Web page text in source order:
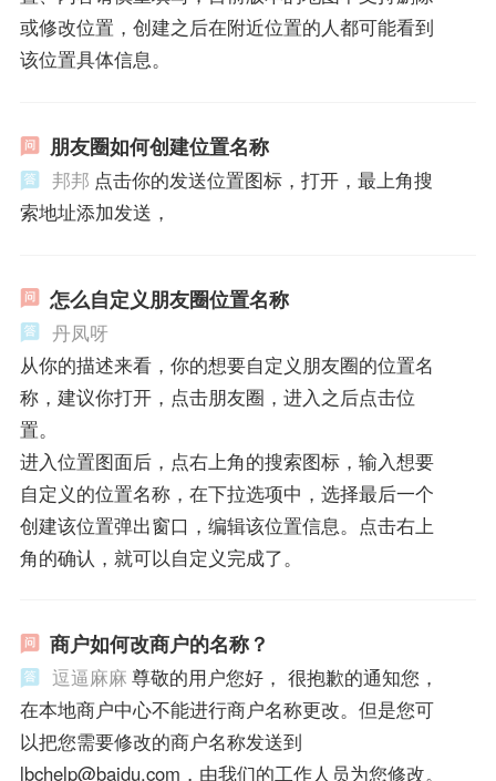
或修改位置，创建之后在附近位置的人都可能看到
该位置具体信息。
朋友圈如何创建位置名称
邦邦 点击你的发送位置图标，打开，最上角搜
索地址添加发送，
怎么自定义朋友圈位置名称
丹凤呀
从你的描述来看，你的想要自定义朋友圈的位置名
称，建议你打开，点击朋友圈，进入之后点击位
置。
进入位置图面后，点右上角的搜索图标，输入想要
自定义的位置名称，在下拉选项中，选择最后一个
创建该位置弹出窗口，编辑该位置信息。点击右上
角的确认，就可以自定义完成了。
商户如何改商户的名称？
逗逼麻麻 尊敬的用户您好， 很抱歉的通知您，
在本地商户中心不能进行商户名称更改。但是您可
以把您需要修改的商户名称发送到
lbchelp@baidu.com，由我们的工作人员为您修改。